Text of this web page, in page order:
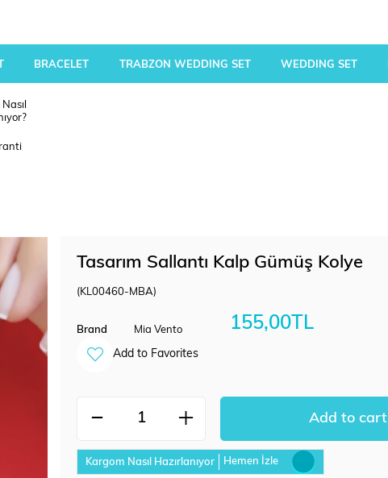
BRACELET TRABZON WEDDING SET WEDDING SET
Tasarım Sallantı Kalp Gümüş Kolye
(KL00460-MBA)
Brand Mia Vento 155,00TL
Add to Favorites
Kargom Nasıl Hazırlanıyor Hemen İzle